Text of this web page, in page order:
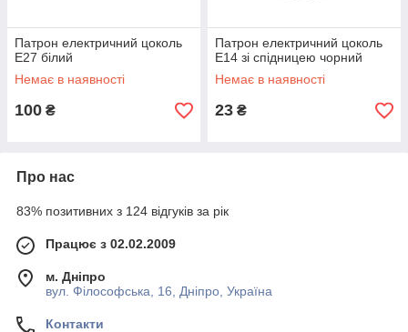
Патрон електричний цоколь
Е27 білий
Немає в наявності
100 ₴
Патрон електричний цоколь
Е14 зі спідницею чорний
Немає в наявності
23 ₴
Про нас
83% позитивних з 124 відгуків за рік
Працює з 02.02.2009
м. Дніпро
вул. Філософська, 16, Дніпро, Україна
Контакти